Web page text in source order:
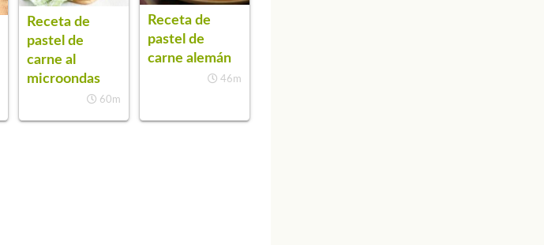
Receta de
pastel de
carne al
microondas
60m
Receta de
pastel de
carne alemán
46m